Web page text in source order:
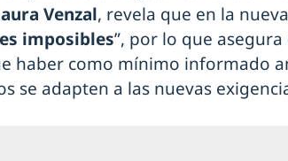
Venzal, revela que en la
imposibles”, por lo que asegura
haber como mínimo informado
se adapten a las nuevas